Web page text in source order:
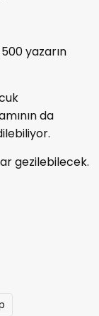
yazarın
da
gezilebilecek.